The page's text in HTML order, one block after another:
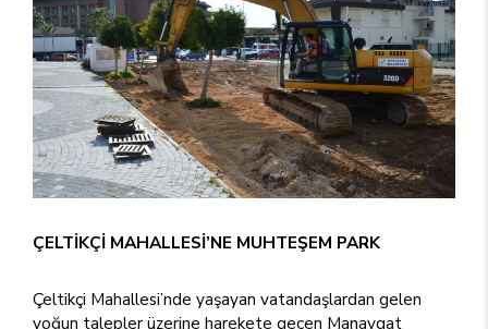
ÇELTİKÇİ MAHALLESİ’NE MUHTEŞEM PARK
Çeltikçi Mahallesi’nde yaşayan vatandaşlardan gelen
yoğun talepler üzerine harekete geçen Manavgat